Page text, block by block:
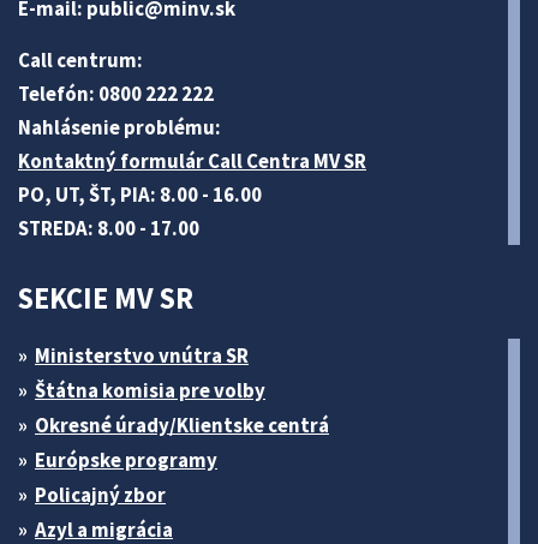
E-mail: public@minv.sk
Call centrum:
Telefón: 0800 222 222
Nahlásenie problému:
Kontaktný formulár Call Centra MV SR
PO, UT, ŠT, PIA: 8.00 - 16.00
STREDA: 8.00 - 17.00
SEKCIE MV SR
Ministerstvo vnútra SR
Štátna komisia pre volby
Okresné úrady/Klientske centrá
Európske programy
Policajný zbor
Azyl a migrácia